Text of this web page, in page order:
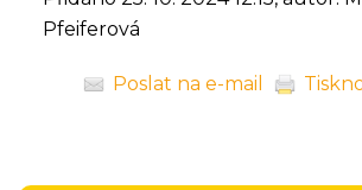
Pfeiferová
Poslat na e-mail